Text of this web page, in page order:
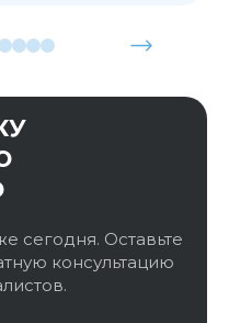
сегодня. Оставьте
консультацию